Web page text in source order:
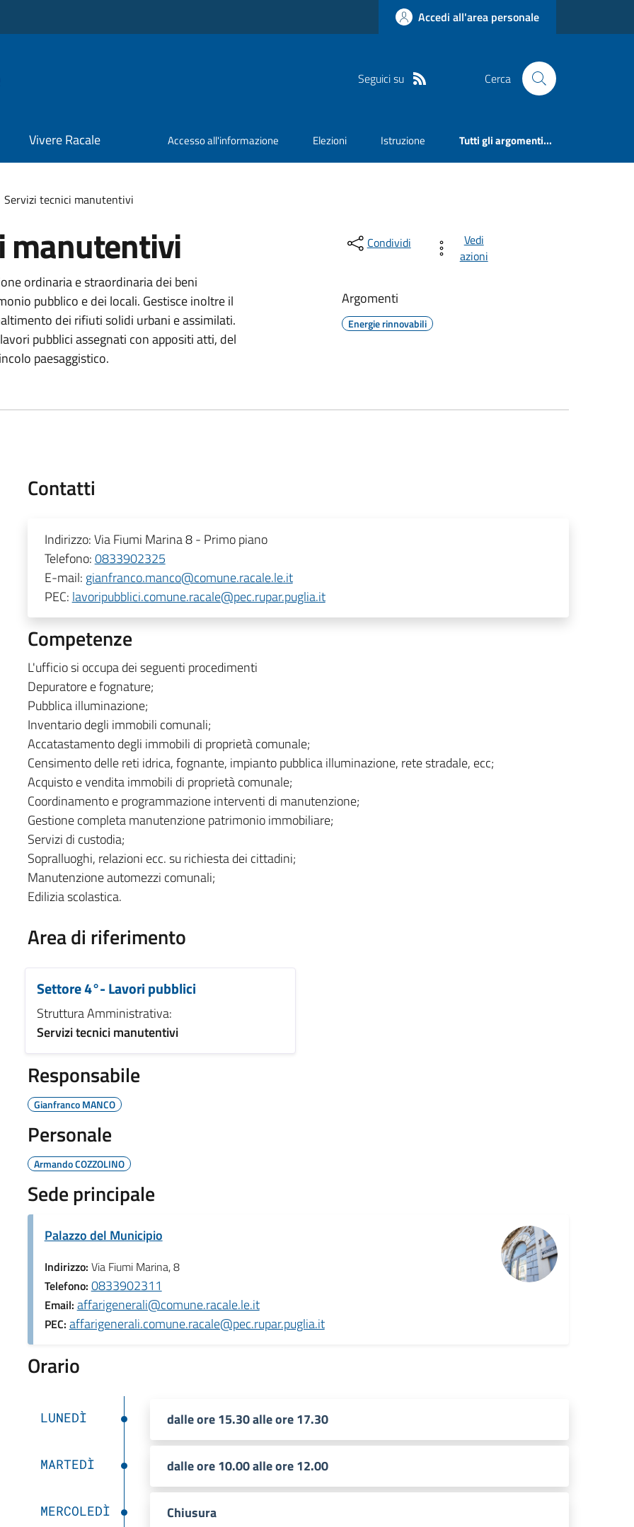
Accedi all'area personale
Seguici su Cerca
Vivere Racale Accesso all'informazione Elezioni Istruzione Tutti gli argomenti...
Servizi tecnici manutentivi
manutentivi
ordinaria e straordinaria dei beni
pubblico e dei locali. Gestisce inoltre il
dei rifiuti solidi urbani e assimilati.
pubblici assegnati con appositi atti, del
paesaggistico.
Condividi
Vedi
azioni
Argomenti
Energie rinnovabili
Contatti
Indirizzo:Via Fiumi Marina 8 - Primo piano
Telefono:0833902325
E-mail: gianfranco.manco@comune.racale.le.it
PEC: lavoripubblici.comune.racale@pec.rupar.puglia.it
Competenze
L'ufficio si occupa dei seguenti procedimenti
Depuratore e fognature;
Pubblica illuminazione;
Inventario degli immobili comunali;
Accatastamento degli immobili di proprietà comunale;
Censimento delle reti idrica, fognante, impianto pubblica illuminazione, rete stradale, ecc;
Acquisto e vendita immobili di proprietà comunale;
Coordinamento e programmazione interventi di manutenzione;
Gestione completa manutenzione patrimonio immobiliare;
Servizi di custodia;
Sopralluoghi, relazioni ecc. su richiesta dei cittadini;
Manutenzione automezzi comunali;
Edilizia scolastica.
Area di riferimento
Settore 4°- Lavori pubblici
Struttura Amministrativa:
Servizi tecnici manutentivi
Responsabile
Gianfranco MANCO
Personale
Armando COZZOLINO
Sede principale
Palazzo del Municipio
Indirizzo: Via Fiumi Marina, 8
Telefono: 0833902311
Email: affarigenerali@comune.racale.le.it
PEC: affarigenerali.comune.racale@pec.rupar.puglia.it
Orario
LUNEDÌ dalle ore 15.30 alle ore 17.30
MARTEDÌ dalle ore 10.00 alle ore 12.00
MERCOLEDÌ Chiusura